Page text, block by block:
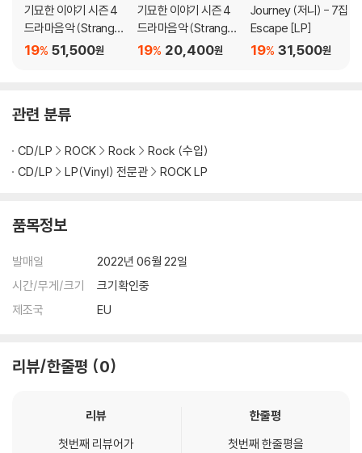
※ 반품/교환 안내
1) 불량으로 인한 반품/교환 요청 시에는 불량 확인을 위해 개봉 시의 동영
상을 요청할 수 있으며, 동영상이 없는 경우 반품/교환이 제한될 수 있습니
문의 바랍니다.
가 어려우므로 신중한 구매를 부탁드립니다.
기묘한 이야기 시즌 4
드라마음악 (Stranger
Things Season 4 O
51,500원
19%
기묘한 이야기 시즌 4
드라마음악 (Stranger
Things Season 4 O
20,400원
19%
Journey (저니) - 7집
Escape [LP]
31,500원
19%
관련 분류
CD/LP ROCK Rock
Rock (수입)
CD/LP
LP(Vinyl) 전문관 ROCK LP
품목정보
발매일
2022년 06월 22일
시간/무게/크기
크기확인중
제조국
EU
리뷰/한줄평 0
리뷰
첫번째 리뷰어가
한줄평
첫번째 한줄평을